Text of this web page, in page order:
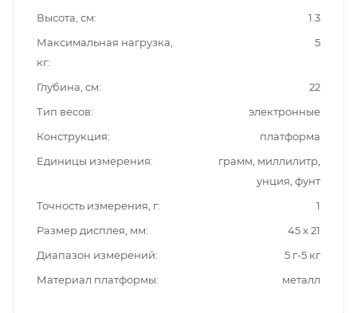
Высота, см
1.3
Максимальная нагрузка,
кг
5
Глубина, см
22
Тип весов
электронные
Конструкция
платформа
Единицы измерения
грамм, миллилитр,
унция, фунт
Точность измерения, г
1
Размер дисплея, мм
45 x 21
Диапазон измерений
5 г-5 кг
Материал платформы
металл